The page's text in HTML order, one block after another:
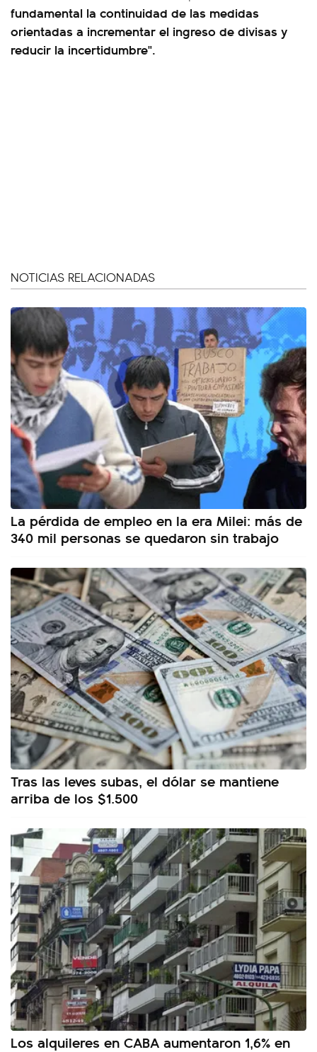
fundamental la continuidad de las medidas
orientadas a incrementar el ingreso de divisas y
reducir la incertidumbre".
NOTICIAS RELACIONADAS
La pérdida de empleo en la era Milei: más de
340 mil personas se quedaron sin trabajo
Tras las leves subas, el dólar se mantiene
arriba de los $1.500
Los alquileres en CABA aumentaron 1,6% en